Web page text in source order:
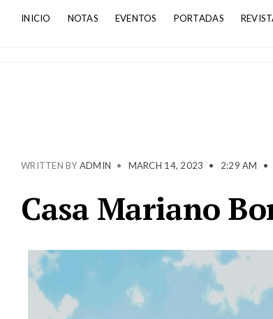
INICIO NOTAS EVENTOS PORTADAS
WRITTEN BY ADMIN • MARCH 14, 2023 • 2:29 AM •
Casa Mariano